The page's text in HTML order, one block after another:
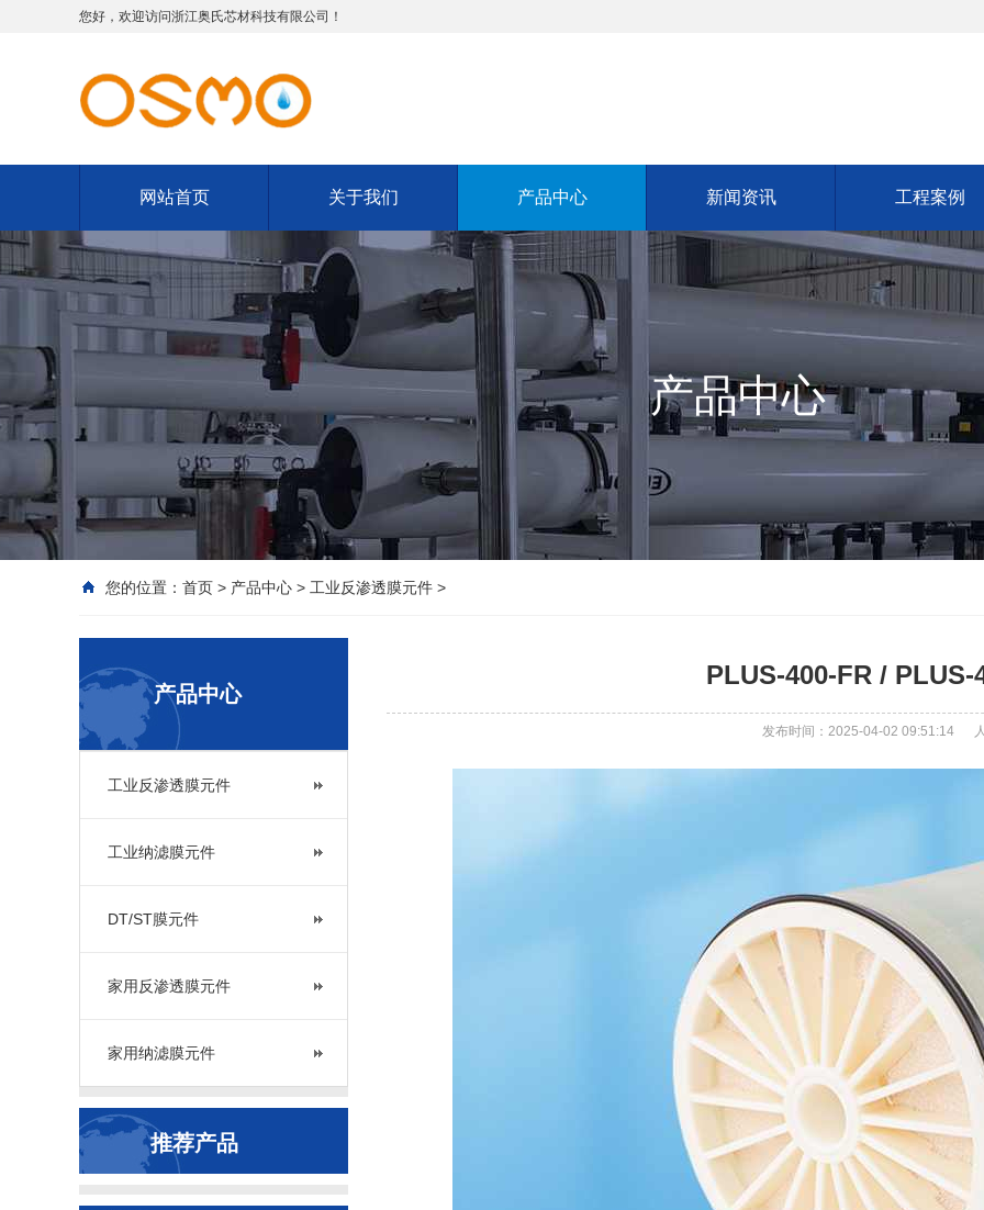
您好，欢迎访问浙江奥氏芯材科技有限公司！
网站首页 关于我们 产品中心 新闻资讯 工程案例
产品中心
您的位置： 首页 > 产品中心 > 工业反渗透膜元件 >
产品中心
工业反渗透膜元件
工业纳滤膜元件
DT/ST膜元件
家用反渗透膜元件
家用纳滤膜元件
推荐产品
PLUS-400-FR / PLUS-
发布时间：2025-04-02 09:51:14